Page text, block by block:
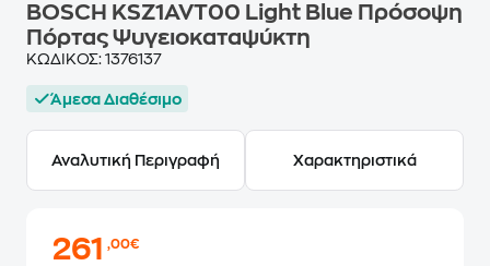
BOSCH KSZ1AVT00 Light Blue Πρόσοψη
Πόρτας Ψυγειοκαταψύκτη
ΚΩΔΙΚΟΣ: 1376137
Άμεσα Διαθέσιμο
Αναλυτική Περιγραφή Χαρακτηριστικά
261,00€